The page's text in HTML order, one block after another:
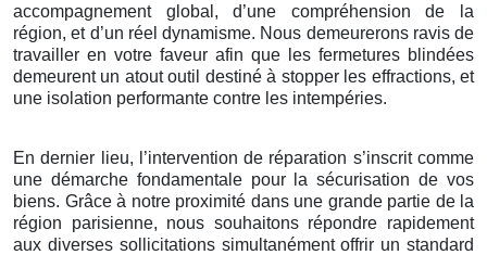
accompagnement global, d’une compréhension de la
région, et d’un réel dynamisme. Nous demeurerons ravis de
travailler en votre faveur afin que les fermetures blindées
demeurent un atout outil destiné à stopper les effractions, et
une isolation performante contre les intempéries.
En dernier lieu, l’intervention de réparation s’inscrit comme
une démarche fondamentale pour la sécurisation de vos
biens. Grâce à notre proximité dans une grande partie de la
région parisienne, nous souhaitons répondre rapidement
aux diverses sollicitations simultanément offrir un standard